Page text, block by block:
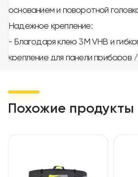
основанием и поворотной
Надежное крепление:
- Благодаря клею 3M VHB и
крепление для панели приборов
поверхностям. Ознакомьтесь с
рекомендациями по выбору
- Шарнирное соединение с
Похожие продукты